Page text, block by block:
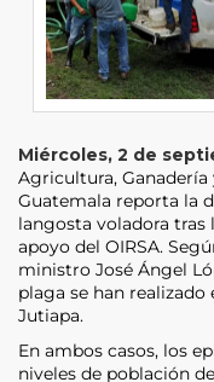
Miércoles, 2 de
Agricultura,
Guatemala reporta la
langosta voladora tras
apoyo del OIRSA.
ministro José Ángel
plaga se han
Jutiapa.
En ambos casos, los
niveles de población